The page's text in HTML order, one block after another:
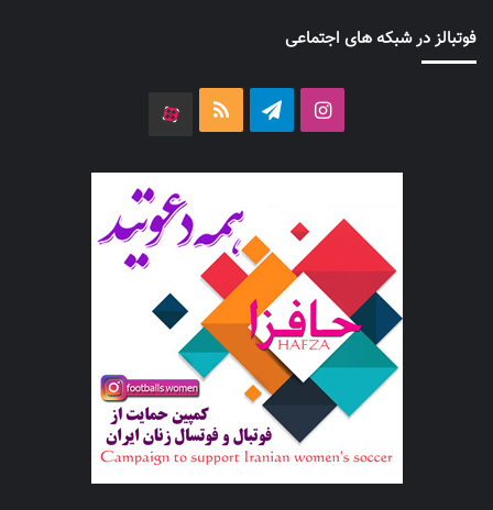
فوتبالز در شبکه های اجتماعی
اینستاگرامتلگرام خوراک